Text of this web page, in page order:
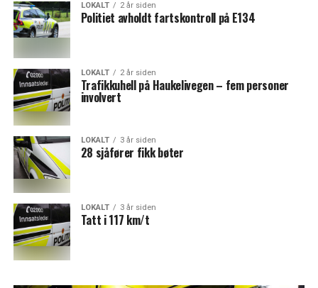
LOKALT 2 år siden
Politiet avholdt fartskontroll på E134
LOKALT 2 år siden
Trafikkuhell på Haukelivegen – fem personer
involvert
LOKALT 3 år siden
28 sjåfører fikk bøter
LOKALT 3 år siden
Tatt i 117 km/t